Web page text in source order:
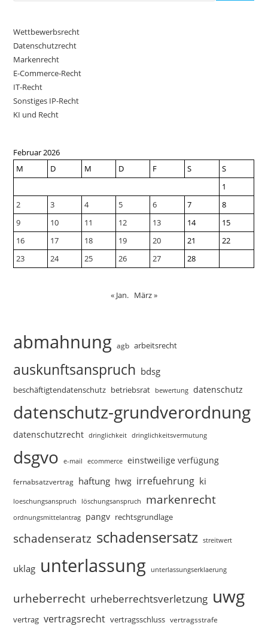
Wettbewerbsrecht
Datenschutzrecht
Markenrecht
E-Commerce-Recht
IT-Recht
Sonstiges IP-Recht
KI und Recht
Februar 2026
M
D M D F S
S
1
2
3 4 5 6 7
8
9
10 11 12 13 14
15
16
17 18 19 20 21
22
23
24 25 26 27 28
« Jan. März »
abmahnung agb arbeitsrecht
auskunftsanspruch bdsg
beschäftigtendatenschutz betriebsrat bewertung datenschutz
datenschutz-grundverordnung
datenschutzrecht dringlichkeit dringlichkeitsvermutung
dsgvo e-mail ecommerce einstweilige verfügung
fernabsatzvertrag haftung hwg irrefuehrung ki
loeschungsanspruch löschungsanspruch markenrecht
ordnungsmittelantrag pangv rechtsgrundlage
schadenseratz schadensersatz streitwert
uklag unterlassung unterlassungserklaerung
urheberrecht urheberrechtsverletzung uwg
vertrag vertragsrecht vertragsschluss vertragsstrafe